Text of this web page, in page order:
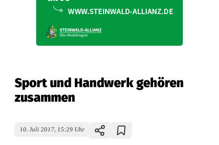
Sport und Handwerk gehören
zusammen
10. Juli 2017, 15:29 Uhr